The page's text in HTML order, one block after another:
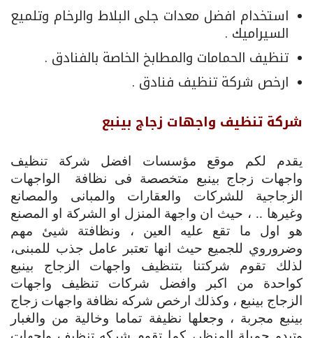
استخدام افضل معدات جلى البلاط والرخام وتلميع
السيراميك .
تنظيف الحمامات والمطابخ الخاصة بالفنادق .
ارخص شركة تنظيف فنادق .
شركة تنظيف واجهات زجاج بينبع
يقدم لكم موقع مؤسسات افضل شركة تنظيف
واجهات زجاج بينبع متخصصة فى نظافة الواجهات
الزجاجية للشركات والعقارات والمبانى والمصانع
وغيرها .. ، حيث ان واجهة المنزل او الشركة او المصنع
هو اول ما تقع عليه العين ، ونظافتة شيئ مهم
وضروروي للجميع حيث انها تعتبر عامل جذب للمبنى،
لذلك تقوم شركتنا بتنظيف واجهات الزجاج بينبع
كواحدة من اكبر وافضل شركات تنظيف واجهات
الزجاج بينبع ، وكذلك ارخص شركه نظافة واجهات زجاج
بينبع مجربة ، وجعلها نظيفة تماما وخالية من والغبار